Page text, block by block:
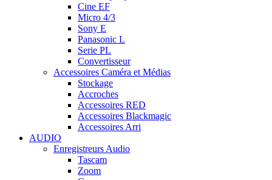
Cine EF
Micro 4/3
Sony E
Panasonic L
Serie PL
Convertisseur
Accessoires Caméra et Médias
Stockage
Accroches
Accessoires RED
Accessoires Blackmagic
Accessoires Arri
AUDIO
Enregistreurs Audio
Tascam
Zoom